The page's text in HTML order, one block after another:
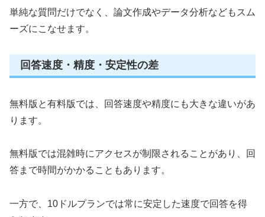
単純な質問だけでなく、論文作成やデータ分析などもスム
ーズにこなせます。
回答速度・精度・安定性の差
無料版と有料版では、回答速度や精度にも大きな違いがあ
ります。
無料版では混雑時にアクセスが制限されることがあり、回
答まで時間がかかることもあります。
一方で、10ドルプランでは常に安定した速度で回答を得